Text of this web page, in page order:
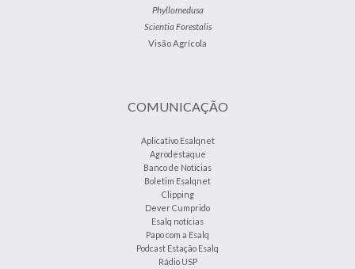
Phyllomedusa
Scientia Forestalis
Visão Agrícola
COMUNICAÇÃO
Aplicativo Esalqnet
Agrodestaque
Banco de Notícias
Boletim Esalqnet
Clipping
Dever Cumprido
Esalq notícias
Papo com a Esalq
Podcast Estação Esalq
Rádio USP